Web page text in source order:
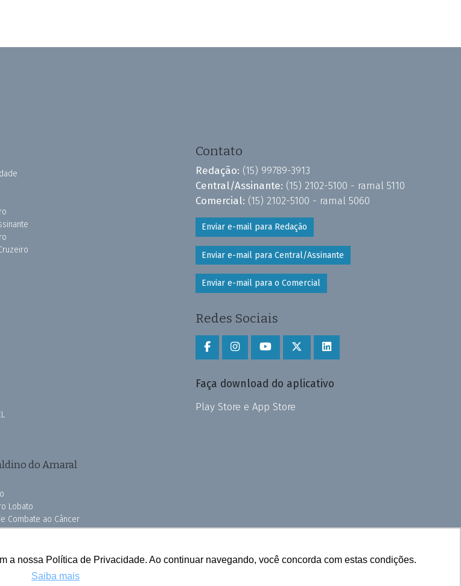
nossa Política de Privacidade. Ao continuar navegando, você concorda com estas condições.
Saiba mais
do Amaral
Lobato
Combate ao Câncer
Contato
Redação: (15) 99789-3913
Central/Assinante: (15) 2102-5100 - ramal 5110
Comercial: (15) 2102-5100 - ramal 5060
Enviar e-mail para Redação
Enviar e-mail para Central/Assinante
Enviar e-mail para o Comercial
Redes Sociais
Faça download do aplicativo
Play Store e App Store